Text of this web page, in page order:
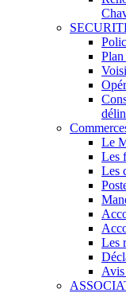
Le
Les
Les
Les
Avis